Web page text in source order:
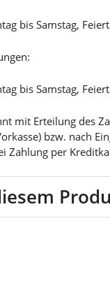
bis Samstag,
bis Samstag,
mit Erteilung des
bzw. nach
Zahlung per